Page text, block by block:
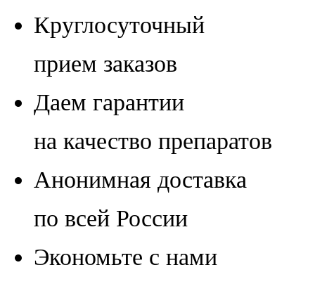
Круглосуточный
прием заказов
Даем гарантии
на качество препаратов
Анонимная доставка
по всей России
Экономьте с нами